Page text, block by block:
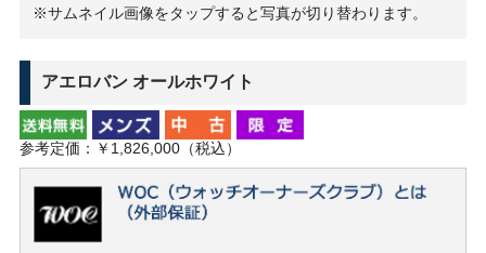
※サムネイル画像をタップすると写真が切り替わります。
アエロバン オールホワイト
参考定価：￥1,826,000（税込）